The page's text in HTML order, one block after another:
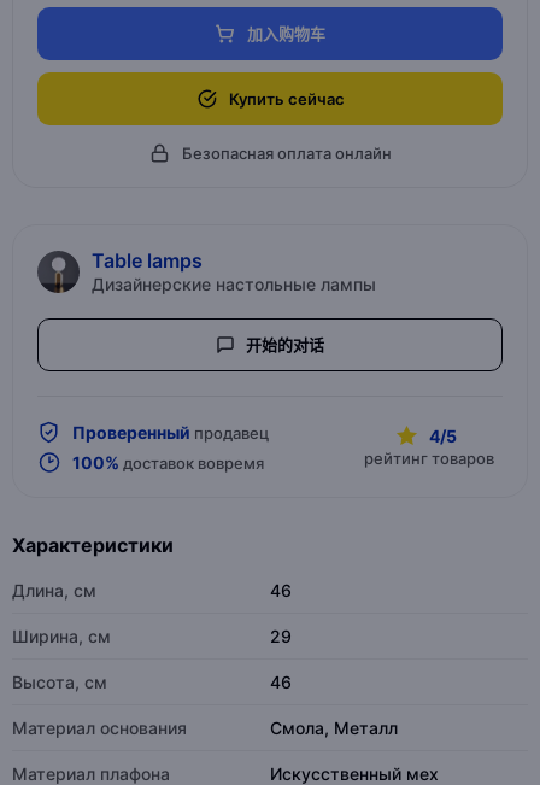
加入购物车
Купить сейчас
Безопасная оплата онлайн
Table lamps
Дизайнерские настольные лампы
开始的对话
Проверенный продавец
100% доставок вовремя
4/5
рейтинг товаров
Характеристики
Длина, см 46
Ширина, см 29
Высота, см 46
Материал основания Смола, Металл
Материал плафона Искусственный мех